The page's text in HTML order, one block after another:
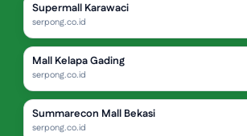
Supermall Karawaci
serpong.co.id
Mall Kelapa Gading
serpong.co.id
Summarecon Mall Bekasi
serpong.co.id